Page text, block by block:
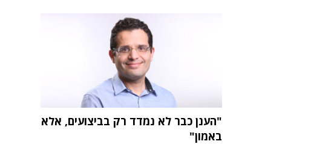
"הענן כבר לא נמדד רק בביצועים, אלא
באמון"